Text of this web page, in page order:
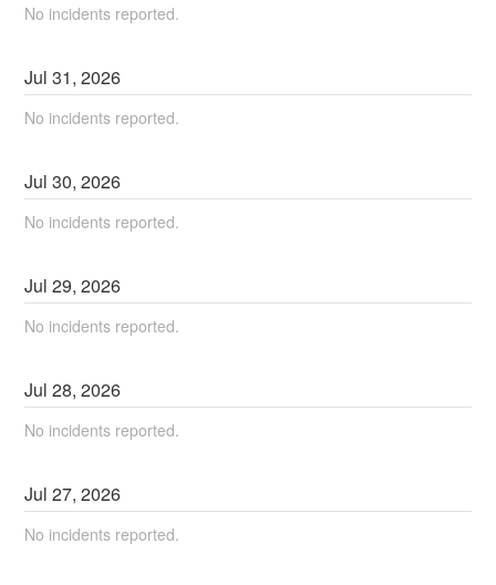
No incidents reported.
Jul31,2026
No incidents reported.
Jul30,2026
No incidents reported.
Jul29,2026
No incidents reported.
Jul28,2026
No incidents reported.
Jul27,2026
No incidents reported.